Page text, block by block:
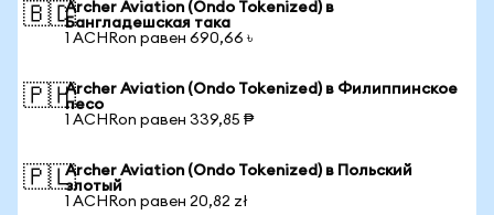
🇧🇩Archer Aviation (Ondo Tokenized) в
Бангладешская така
1 ACHRon равен 690,66 ৳
🇵🇭Archer Aviation (Ondo Tokenized) в Филиппинское
песо
1 ACHRon равен 339,85 ₱
🇵🇱Archer Aviation (Ondo Tokenized) в Польский
злотый
1 ACHRon равен 20,82 zł